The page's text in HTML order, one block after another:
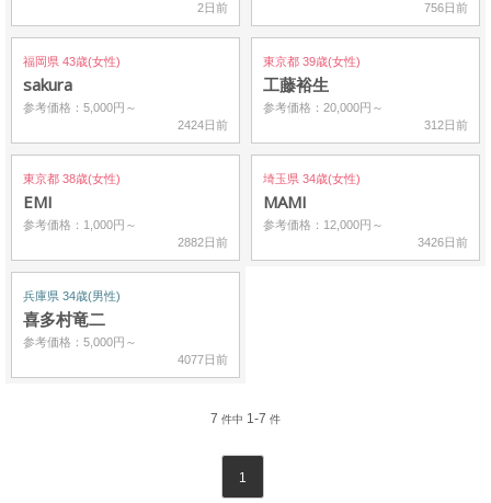
2日前
756日前
福岡県 43歳(女性)
sakura
参考価格：5,000円～
2424日前
東京都 39歳(女性)
工藤裕生
参考価格：20,000円～
312日前
東京都 38歳(女性)
EMI
参考価格：1,000円～
2882日前
埼玉県 34歳(女性)
MAMI
参考価格：12,000円～
3426日前
兵庫県 34歳(男性)
喜多村竜二
参考価格：5,000円～
4077日前
7 件中 1-7 件
1